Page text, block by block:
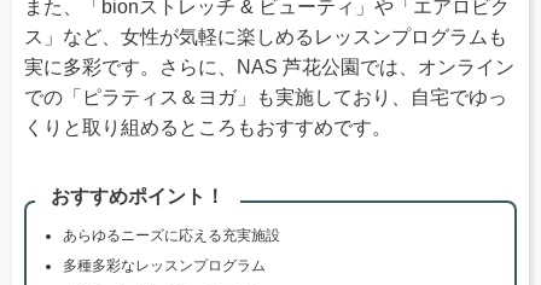
また、「bionストレッチ & ビューティ」や「エアロビク
ス」など、女性が気軽に楽しめるレッスンプログラムも
実に多彩です。さらに、NAS 芦花公園では、オンライン
での「ピラティス＆ヨガ」も実施しており、自宅でゆっ
くりと取り組めるところもおすすめです。
おすすめポイント！
あらゆるニーズに応える充実施設
多種多彩なレッスンプログラム